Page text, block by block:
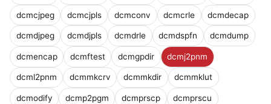
dcmcjpeg dcmcjpls dcmconv dcmcrle dcmdecap
dcmdjpeg dcmdjpls dcmdrle dcmdspfn dcmdump
dcmencap dcmftest dcmgpdir dcmj2pnm
dcml2pnm dcmmkcrv dcmmkdir dcmmklut
dcmodify dcmp2pgm dcmprscp dcmprscu